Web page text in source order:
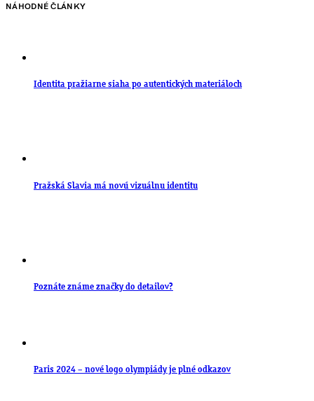
NÁHODNÉ ČLÁNKY
Identita pražiarne siaha po autentických materiáloch
Pražská Slavia má novú vizuálnu identitu
Poznáte známe značky do detailov?
Paris 2024 – nové logo olympiády je plné odkazov